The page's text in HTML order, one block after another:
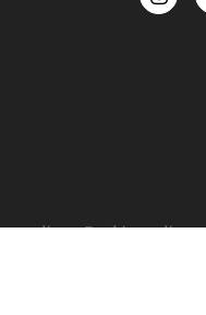
policy-Cookies policy